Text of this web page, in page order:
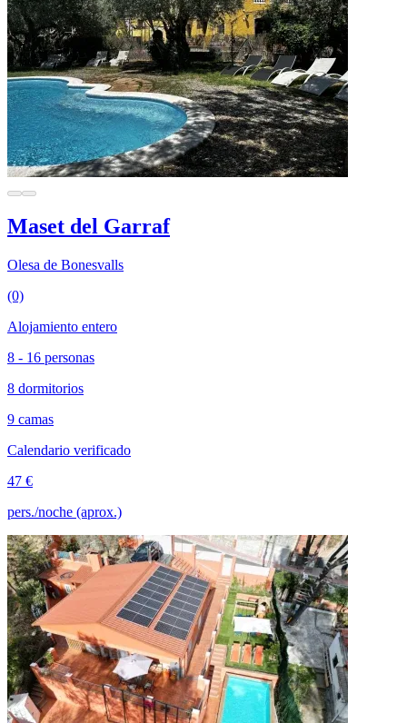
Maset del Garraf
Olesa de Bonesvalls
(0)
Alojamiento entero
8 - 16 personas
8 dormitorios
9 camas
Calendario verificado
47 €
pers./noche (aprox.)